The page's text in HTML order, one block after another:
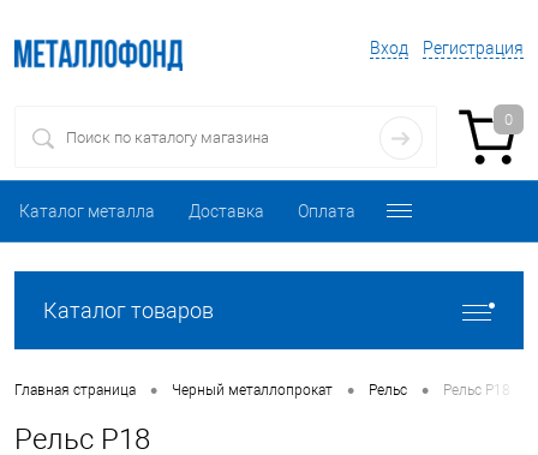
Вход Регистрация
0
Каталог металла Доставка Оплата
Каталог товаров
Главная страница • Черный металлопрокат • Рельс • Рельс Р18
Рельс Р18